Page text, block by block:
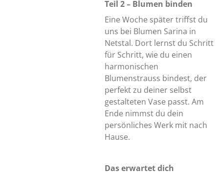
Teil 2 – Blumen binden
Eine Woche später triffst du
uns bei Blumen Sarina in
Netstal. Dort lernst du Schritt
für Schritt, wie du einen
harmonischen
Blumenstrauss bindest, der
perfekt zu deiner selbst
gestalteten Vase passt. Am
Ende nimmst du dein
persönliches Werk mit nach
Hause.
Das erwartet dich